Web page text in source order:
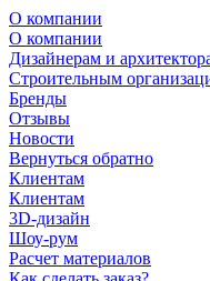
О компании
О компании
Дизайнерам и
Строительным
Бренды
Отзывы
Новости
Вернуться обратно
Клиентам
Клиентам
3D-дизайн
Шоу-рум
Расчет материалов